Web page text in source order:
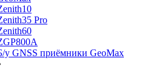
Pro
у GNSS приёмники GeoMax